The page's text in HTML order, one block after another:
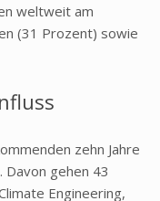
weltweit am
(31 Prozent) sowie
zehn Jahre
gehen 43
Engineering,